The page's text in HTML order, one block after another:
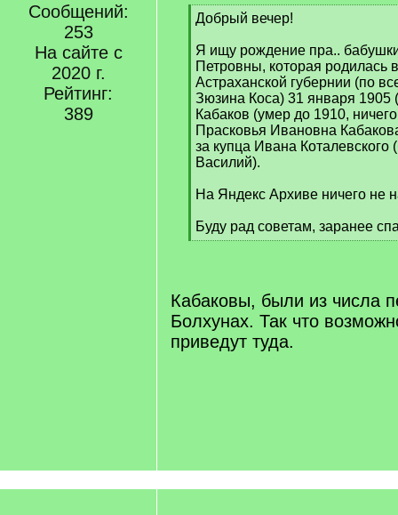
Сообщений:
253
На сайте с
2020 г.
Рейтинг:
389
[
]
Добрый вечер!
Я ищу рождение пра..
Петровны, которая родилась
Астраханской губернии (по
Зюзина Коса) 31 января 1905
Кабаков (умер до 1910,
Прасковья Ивановна
за купца Ивана Коталевского
Василий).
На Яндекс Архиве ничего не
Буду рад советам, заранее
[
]
Кабаковы, были из числа
Болхунах. Так что
приведут туда.